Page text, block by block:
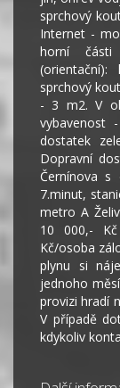
sprchový
Internet -
horní části
sprchový
- 3 m2. V
vybavenost
dostatek
Dopravní
Černínova
7.minut,
metro A
10 000,-
Kč/osoba
plynu si
jednoho
provizi hradí
V případě
kdykoliv